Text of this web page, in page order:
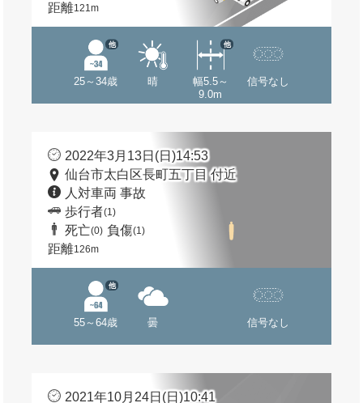
距離121m
25～34歳
他
晴
幅5.5～
9.0m
他
信号なし
2022年3月13日(日)14:53
仙台市太白区長町五丁目 付近
人対車両 事故
歩行者(1)
死亡(0) 負傷(1)
距離126m
55～64歳
他
曇 信号なし
2021年10月24日(日)10:41